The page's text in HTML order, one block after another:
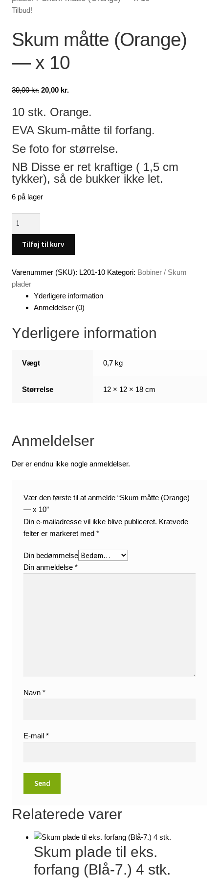
Min Konto
Glemt adgangskode
Tilbud!
Skum måtte (Orange)
— x 10
30,00kr. Den
pris
var:
30,00 kr..
20,00 kr.
pris
20,00 kr..
10 stk. Orange.
EVA Skum-måtte til forfang.
Se foto for størrelse.
NB Disse er ret kraftige ( 1,5 cm
tykker), så de bukker ikke let.
6 på lager
(Orange)
-
x
10
Tilføj til kurv
Varenummer (SKU): L201-10 Kategori: Bobiner / Skum
plader
Yderligere information
Anmeldelser (0)
Yderligere information
Vægt 0,7 kg
Størrelse 12 × 12 × 18 cm
Anmeldelser
Der er endnu ikke nogle anmeldelser.
Vær den første til at anmelde “Skum måtte (Orange)
— x 10”
Din e-mailadresse vil ikke blive publiceret. Krævede
felter er markeret med*
Din bedømmelse
Din anmeldelse*
Navn*
E-mail*
Relaterede varer
Skum plade til eks.
forfang (Blå-7.) 4 stk.